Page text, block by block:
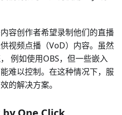
容创作者希望录制他们的直播
视频点播（VoD）内容。虽然
例如使用OBS，但一些嵌入
难以控制。在这种情况下，服
的解决方案。